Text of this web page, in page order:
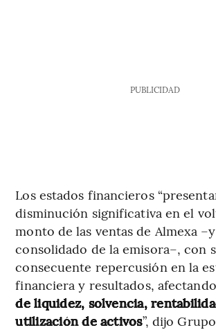
PUBLICIDAD
Los estados financieros
disminución significativa en el
monto de las ventas de Almexa
consolidado de la emisora–, con
consecuente repercusión en la
financiera y resultados,
de liquidez, solvencia,
utilización de activos”, dijo